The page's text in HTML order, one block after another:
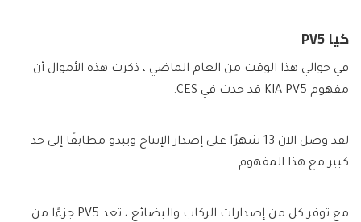
كيا PV5
في حوالي هذا الوقت من العام الماضي ، ذكرت هذه الأموال أن
مفهوم KIA PV5 قد حدث في CES.
لقد وصل الآن 13 شهرًا على إصدار الإنتاج ويبدو مطابقًا إلى حد
كبير مع هذا المفهوم.
مع توفر كل من إصدارات الركاب والبضائع ، تعد PV5 جزءًا من